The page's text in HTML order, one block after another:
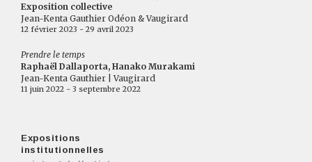
Exposition collective
Jean-Kenta Gauthier Odéon & Vaugirard
12 février 2023 - 29 avril 2023
Prendre le temps
Raphaël Dallaporta, Hanako Murakami
Jean-Kenta Gauthier | Vaugirard
11 juin 2022 - 3 septembre 2022
Expositions
institutionnelles